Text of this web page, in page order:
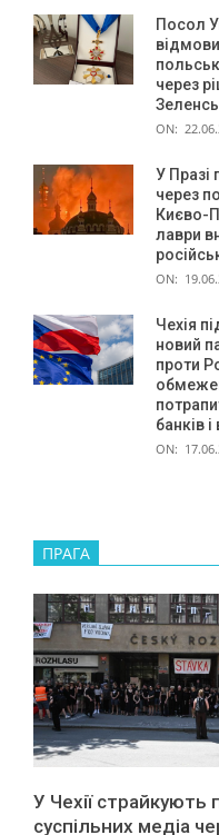
Посол
через
ON:
У Празі
через
Києво-
лаври
ON:
Чехія
новий
проти
банків
ON:
ПРАГА
У Чехії страйкують
суспільних медіа